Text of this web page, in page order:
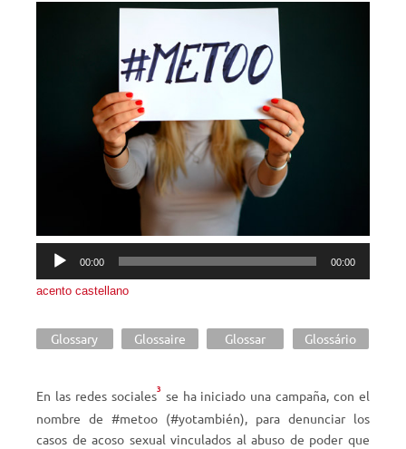
Reproductor
audio
00:00 00:00
acento castellano
Glossary Glossaire Glossar Glossário
En las redes sociales3 se ha iniciado una campaña, con el
nombre de #metoo (#yotambién), para denunciar los
casos de acoso sexual vinculados al abuso de poder que